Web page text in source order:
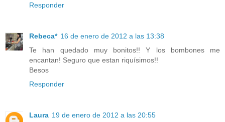
Responder
Rebeca* 16 de enero de 2012 a las 13:38
Te han quedado muy bonitos!! Y los bombones me
encantan! Seguro que estan riquísimos!!
Besos
Responder
Laura 19 de enero de 2012 a las 20:55